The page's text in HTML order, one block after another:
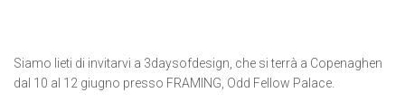
Siamo lieti di invitarvi a 3daysofdesign, che si terrà a Copenaghen
dal 10 al 12 giugno presso FRAMING, Odd Fellow Palace.